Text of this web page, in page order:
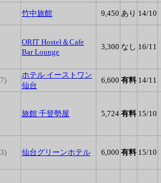
竹中旅館 9,450 あり 14/10
ORIT Hostel＆Cafe
Bar Lounge
3,300 なし 16/11
ホテル イーストワン
仙台
6,600 有料 14/11
旅館 千登勢屋 5,724 有料 15/10
仙台グリーンホテル 6,000 有料 15/10